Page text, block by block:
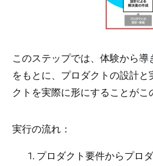
このステップでは、体験から
をもとに、プロダクトの設計
クトを実際に形にすることがこ
実行の流れ：
プロダクト要件からプロ